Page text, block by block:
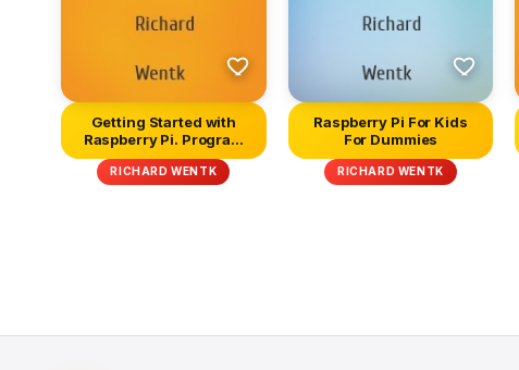
Getting Started with
Raspberry Pi. Program
Your Ra...
RICHARD WENTK
Raspberry Pi For Kids
For Dummies
RICHARD WENTK